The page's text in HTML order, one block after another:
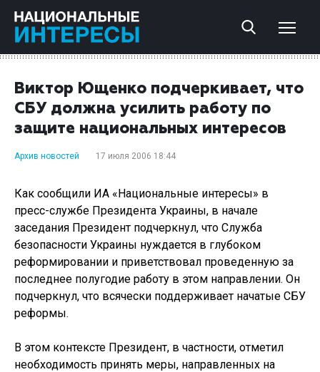
Виктор Ющенко подчеркивает, что
СБУ должна усилить работу по
защите национальных интересов
Архив новостей 17 июля 2006 18:44
Как сообщили ИА «Национальные интересы» в
пресс-службе Президента Украины, в начале
заседания Президент подчеркнул, что Служба
безопасности Украины нуждается в глубоком
реформировании и приветствовал проведенную за
последнее полугодие работу в этом направлении. Он
подчеркнул, что всячески поддерживает начатые СБУ
реформы.
В этом контексте Президент, в частности, отметил
необходимость принять меры, направленных на